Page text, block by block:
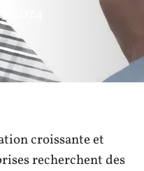
2024
croissante et
recherchent des